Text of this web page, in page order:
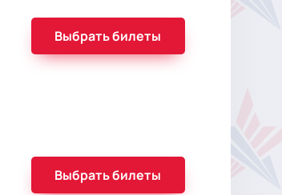
Выбрать билеты
Выбрать билеты